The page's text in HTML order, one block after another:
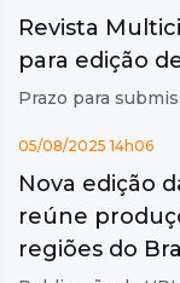
Revista
para edição
Prazo para
05/08/2025 14h06
Nova edição
reúne
regiões do